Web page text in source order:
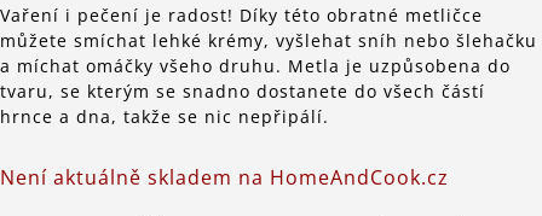
Vaření i pečení je radost! Díky této obratné metličce
můžete smíchat lehké krémy, vyšlehat sníh nebo šlehačku
a míchat omáčky všeho druhu. Metla je uzpůsobena do
tvaru, se kterým se snadno dostanete do všech částí
hrnce a dna, takže se nic nepřipálí.
Není aktuálně skladem na HomeAndCook.cz